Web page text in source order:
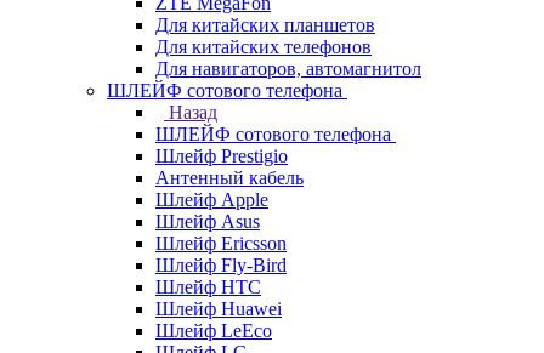
Для китайских планшетов
Для китайских телефонов
Для навигаторов, автомагнитол
ШЛЕЙФ сотового телефона
Назад
ШЛЕЙФ сотового телефона
Шлейф Prestigio
Антенный кабель
Шлейф Apple
Шлейф Asus
Шлейф Ericsson
Шлейф Fly-Bird
Шлейф HTC
Шлейф Huawei
Шлейф LeEco